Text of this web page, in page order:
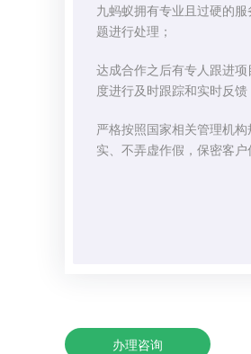
九蚂蚁拥有专业且过硬的
题进行处理；
达成合作之后有专人跟进
度进行及时跟踪和实时反馈
严格按照国家相关管理机
实、不弄虚作假，保密客户
办理咨询